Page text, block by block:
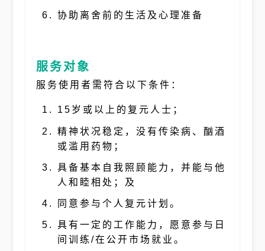
协助离舍前的生活及心理准备
服务对象
服务使用者需符合以下条件：
15岁或以上的复元人士；
精神状况稳定，没有传染病、酗酒
或滥用药物；
具备基本自我照顾能力，并能与他
人和睦相处；及
同意参与个人复元计划。
具有一定的工作能力，愿意参与日
间训练/在公开市场就业。